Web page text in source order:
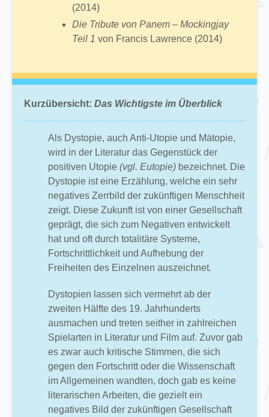
(2014)
Die Tribute von Panem – Mockingjay
Teil 1 von Francis Lawrence (2014)
Kurzübersicht: Das Wichtigste im Überblick
Als Dystopie, auch Anti-Utopie und Mätopie,
wird in der Literatur das Gegenstück der
positiven Utopie (vgl. Eutopie) bezeichnet. Die
Dystopie ist eine Erzählung, welche ein sehr
negatives Zerrbild der zukünftigen Menschheit
zeigt. Diese Zukunft ist von einer Gesellschaft
geprägt, die sich zum Negativen entwickelt
hat und oft durch totalitäre Systeme,
Fortschrittlichkeit und Aufhebung der
Freiheiten des Einzelnen auszeichnet.
Dystopien lassen sich vermehrt ab der
zweiten Hälfte des 19. Jahrhunderts
ausmachen und treten seither in zahlreichen
Spielarten in Literatur und Film auf. Zuvor gab
es zwar auch kritische Stimmen, die sich
gegen den Fortschritt oder die Wissenschaft
im Allgemeinen wandten, doch gab es keine
literarischen Arbeiten, die gezielt ein
negatives Bild der zukünftigen Gesellschaft